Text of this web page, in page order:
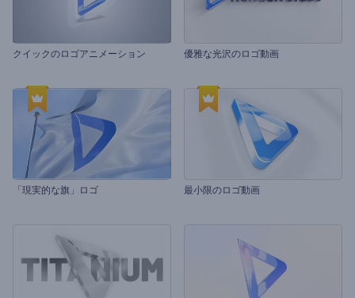
クイックのロゴアニメーション 優雅な光沢のロゴ動画
「現実的な旗」ロゴ 最小限のロゴ動画